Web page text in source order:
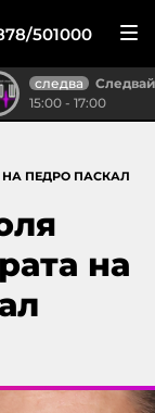
501000
следва
Следвай
15:00 - 17:00
НА ПЕДРО ПАСКАЛ
на